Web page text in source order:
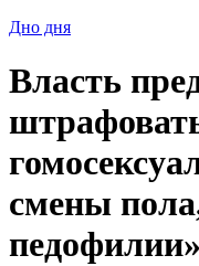
Дно дня
Власть
смены
педофилии»